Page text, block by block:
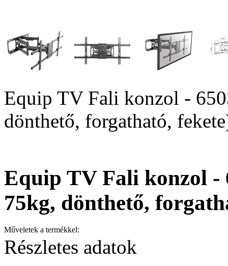
Equip TV Fali konzol -
dönthető, forgatható,
Equip TV Fali konzol
75kg, dönthető,
Műveletek a termékkel:
Részletes adatok